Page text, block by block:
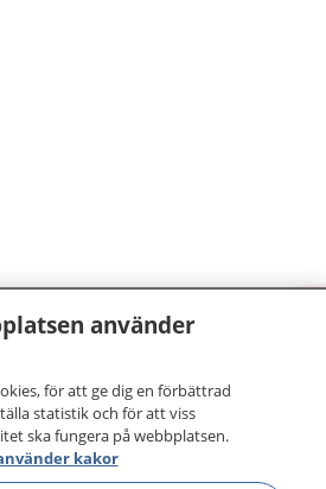
din hälsa och vård
om hälsa och information om
du kan kontakta.
journal och göra dina
använder
för att ge dig en förbättrad
statistik och för att viss
ska fungera på webbplatsen.
kakor